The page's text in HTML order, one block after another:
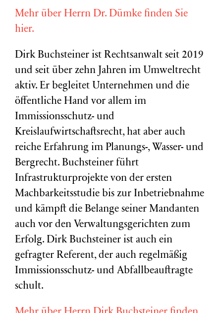
Mehr über Herrn Dr. Dümke finden Sie
hier.
Dirk Buchsteiner ist Rechtsanwalt seit 2019
und seit über zehn Jahren im Umweltrecht
aktiv. Er begleitet Unternehmen und die
öffentliche Hand vor allem im
Immissionsschutz- und
Kreislaufwirtschaftsrecht, hat aber auch
reiche Erfahrung im Planungs-, Wasser- und
Bergrecht. Buchsteiner führt
Infrastrukturprojekte von der ersten
Machbarkeitsstudie bis zur Inbetriebnahme
und kämpft die Belange seiner Mandanten
auch vor den Verwaltungsgerichten zum
Erfolg. Dirk Buchsteiner ist auch ein
gefragter Referent, der auch regelmäßig
Immissionsschutz- und Abfallbeauftragte
schult.